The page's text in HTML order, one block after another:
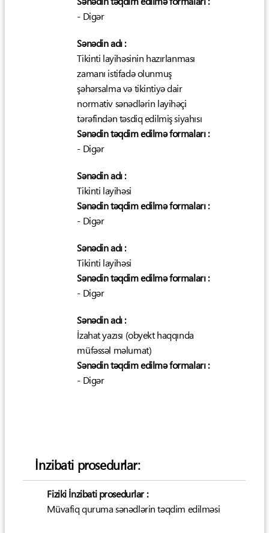
- Digər
Sənədin adı :
Tikinti layihəsinin hazırlanması
zamanı istifadə olunmuş
şəhərsalma və tikintiyə dair
normativ sənədlərin layihəçi
tərəfindən təsdiq edilmiş siyahısı
Sənədin təqdim edilmə formaları :
- Digər
Sənədin adı :
Tikinti layihəsi
Sənədin təqdim edilmə formaları :
- Digər
Sənədin adı :
Tikinti layihəsi
Sənədin təqdim edilmə formaları :
- Digər
Sənədin adı :
İzahat yazısı (obyekt haqqında
müfəssəl məlumat)
Sənədin təqdim edilmə formaları :
- Digər
İnzibati prosedurlar:
Fiziki İnzibati prosedurlar :
Müvafiq quruma sənədlərin təqdim edilməsi